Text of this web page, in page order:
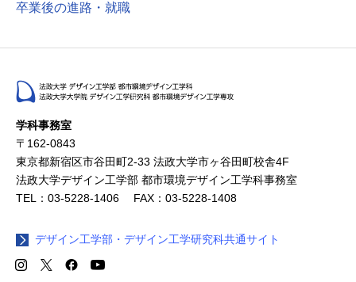
卒業後の進路・就職
学科事務室
〒162-0843
東京都新宿区市谷田町2-33 法政大学市ヶ谷田町校舎4F
法政大学デザイン工学部 都市環境デザイン工学科事務室
TEL：03-5228-1406 FAX：03-5228-1408
デザイン工学部・デザイン工学研究科共通サイト